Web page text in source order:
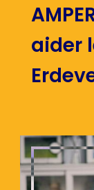
aider